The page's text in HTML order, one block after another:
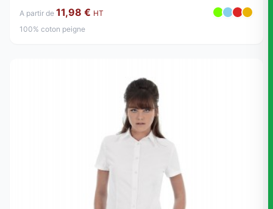
A partir de 11,98 € HT
100% coton peigne